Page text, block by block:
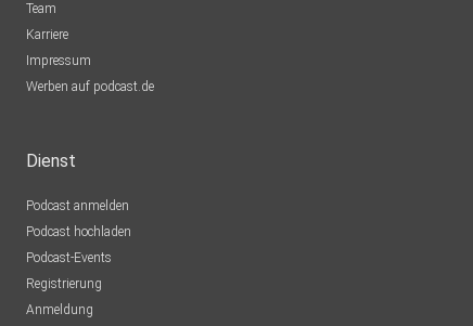
Team
Karriere
Impressum
Werben auf podcast.de
Dienst
Podcast anmelden
Podcast hochladen
Podcast-Events
Registrierung
Anmeldung